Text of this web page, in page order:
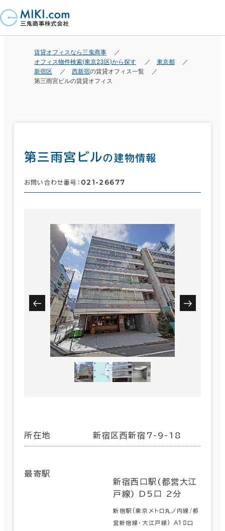
賃貸オフィスなら三鬼商事
オフィス物件検索(東京23区)から探す
東京都
新宿区
西新宿の賃貸オフィス一覧
第三雨宮ビルの賃貸オフィス
第三雨宮ビルの建物情報
お問い合わせ番号： 021-26677
所在地 新宿区西新宿7-9-18
最寄駅
新宿西口駅(都営大江
戸線) D5口 2分
新宿駅(東京メトロ丸ノ内線/都
営新宿線･大江戸線) A18口